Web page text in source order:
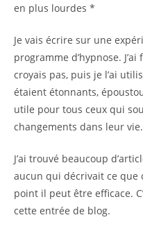
en plus lourdes *
Je vais écrire sur une
programme d’hypnose.
croyais pas, puis je l’ai
étaient étonnants,
utile pour tous ceux qui
changements dans leur vie.
J’ai trouvé beaucoup
aucun qui décrivait ce que
point il peut être efficace.
cette entrée de blog.